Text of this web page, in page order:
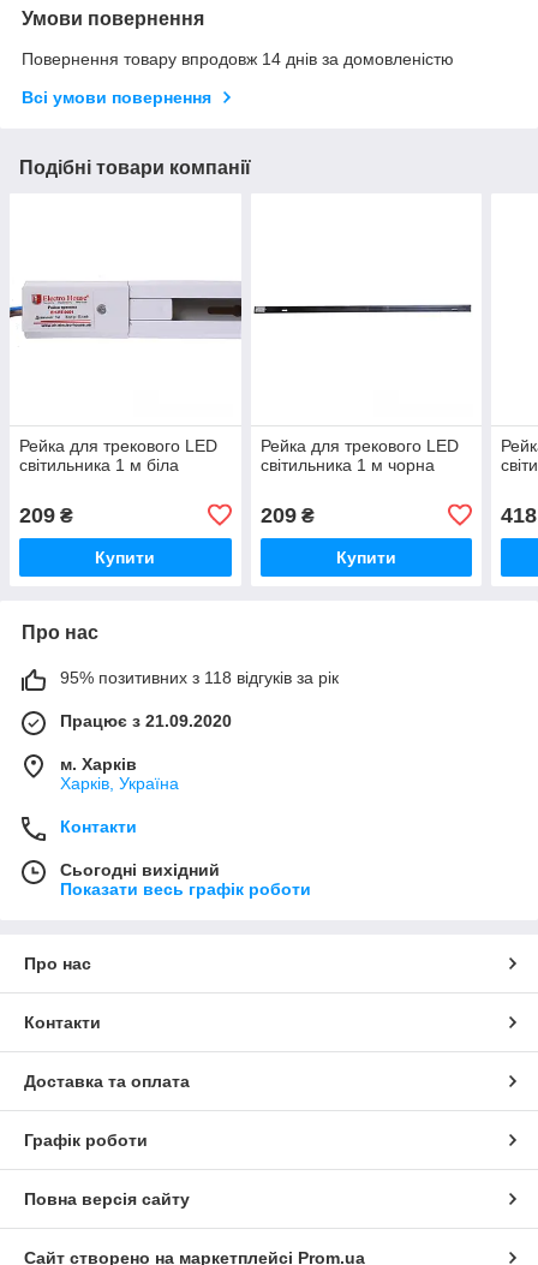
Умови повернення
Повернення товару впродовж 14 днів за домовленістю
Всі умови повернення
Подібні товари компанії
Рейка для трекового LED
світильника 1 м біла
209 ₴
Купити
Рейка для трекового LED
світильника 1 м чорна
209₴
Купити
418
Про нас
95% позитивних з 118 відгуків за рік
Працює з 21.09.2020
м. Харків
Харків, Україна
Контакти
Сьогодні вихідний
Показати весь графік роботи
Про нас
Контакти
Доставка та оплата
Графік роботи
Повна версія сайту
Сайт створено на маркетплейсі Prom.ua